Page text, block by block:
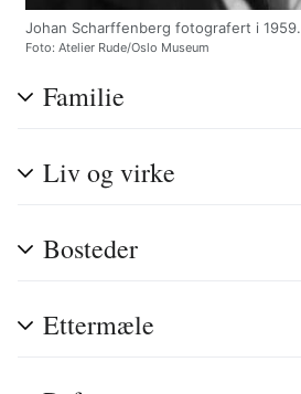
Johan Scharffenberg fotografert i 1959.
Foto: Atelier Rude/Oslo Museum
Familie
Liv og virke
Bosteder
Ettermæle